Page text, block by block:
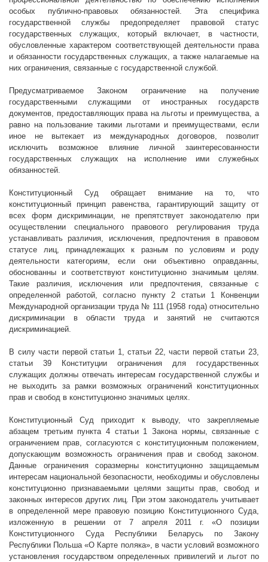
особых публично-правовых обязанностей. Эта специфика
государственной службы предопределяет правовой статус
государственных служащих, который включает, в частности,
обусловленные характером соответствующей деятельности права
и обязанности государственных служащих, а также налагаемые на
них ограничения, связанные с государственной службой.
Предусматриваемое Законом ограничение на получение
государственными служащими от иностранных государств
документов, предоставляющих права на льготы и преимущества, а
равно на пользование такими льготами и преимуществами, если
иное не вытекает из международных договоров, позволит
исключить возможное влияние личной заинтересованности
государственных служащих на исполнение ими служебных
обязанностей.
Конституционный Суд обращает внимание на то, что
конституционный принцип равенства, гарантирующий защиту от
всех форм дискриминации, не препятствует законодателю при
осуществлении специального правового регулирования труда
устанавливать различия, исключения, предпочтения в правовом
статусе лиц, принадлежащих к разным по условиям и роду
деятельности категориям, если они объективно оправданны,
обоснованны и соответствуют конституционно значимым целям.
Такие различия, исключения или предпочтения, связанные с
определенной работой, согласно пункту 2 статьи 1 Конвенции
Международной организации труда № 111 (1958 года) относительно
дискриминации в области труда и занятий не считаются
дискриминацией.
В силу части первой статьи 1, статьи 22, части первой статьи 23,
статьи 39 Конституции ограничения для государственных
служащих должны отвечать интересам государственной службы и
не выходить за рамки возможных ограничений конституционных
прав и свобод в конституционно значимых целях.
Конституционный Суд приходит к выводу, что закрепляемые
абзацем третьим пункта 4 статьи 1 Закона нормы, связанные с
ограничением прав, согласуются с конституционным положением,
допускающим возможность ограничения прав и свобод законом.
Данные ограничения соразмерны конституционно защищаемым
интересам национальной безопасности, необходимы и обусловлены
конституционно признаваемыми целями защиты прав, свобод и
законных интересов других лиц. При этом законодатель учитывает
в определенной мере правовую позицию Конституционного Суда,
изложенную в решении от 7 апреля2011 г. «О позиции
Конституционного Суда Республики Беларусь по Закону
Республики Польша «О Карте поляка», в части условий возможного
установления государством определенных привилегий и льгот по